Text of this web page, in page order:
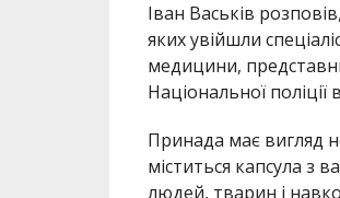
Іван Васьків
яких увійшли
медицини,
Національної поліції
Принада має вигляд
міститься капсула з
людей, тварин і